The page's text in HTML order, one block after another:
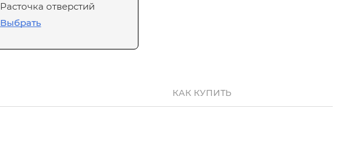
Расточка отверстий
Выбрать
КАК КУПИТЬ